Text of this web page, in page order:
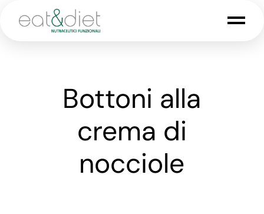
Bottoni alla
crema di
nocciole